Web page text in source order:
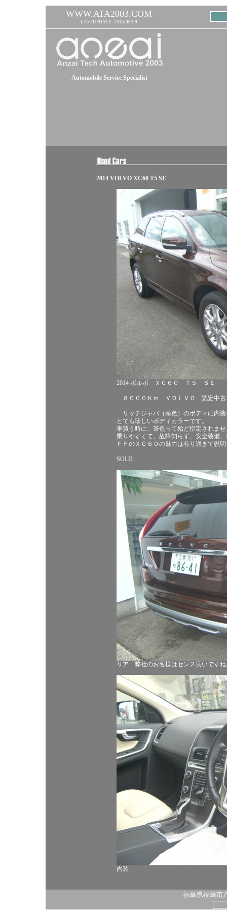
WWW.ATA2003.COM
LASTUPDATE: 2015/08/09
Automobile Service Specialist
2014 VOLVO XC60 T5 SE
2014 ボルボ ＸＣ６０ Ｔ５ ＳＥ
８０００Ｋｍ ＶＯＬＶＯ 認定中古
リッチジャバ（茶色）のボディに内
とても珍しいボディカラーです。
車買う時に、茶色って殆ど指定されま
乗りやすくて、故障知らず、安全装備
ＦＦのＸＣ６０の魅力は有り過ぎて説
SOLD
リア 弊社のお客様はセンス良いですね
内装
福島県福島市